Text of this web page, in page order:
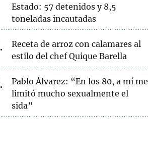
Estado: 57 detenidos y 8,5
toneladas incautadas
Receta de arroz con calamares al
estilo del chef Quique Barella
Pablo Álvarez: “En los 80, a mí me
limitó mucho sexualmente el
sida”